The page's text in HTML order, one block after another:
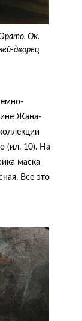
Ок.
дворец
Жана-
(ил. 10). На
маска
Все это